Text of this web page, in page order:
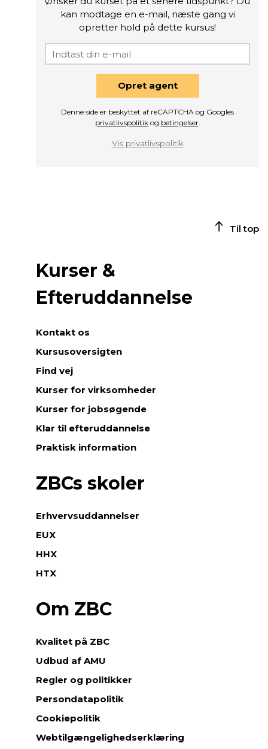
kan modtage en e-mail, næste gang vi
opretter hold på dette kursus!
Opret agent
Denne side er beskyttet af reCAPTCHA og Googles
privatlivspolitikog betingelser.
Vis privatlivspolitik
Til top
Kurser &
Efteruddannelse
Kontakt os
Kursusoversigten
Find vej
Kurser for virksomheder
Kurser for jobsøgende
Klar til efteruddannelse
Praktisk information
ZBCs skoler
Erhvervsuddannelser
EUX
HHX
HTX
Om ZBC
Kvalitet på ZBC
Udbud af AMU
Regler og politikker
Persondatapolitik
Cookiepolitik
Webtilgængelighedserklæring